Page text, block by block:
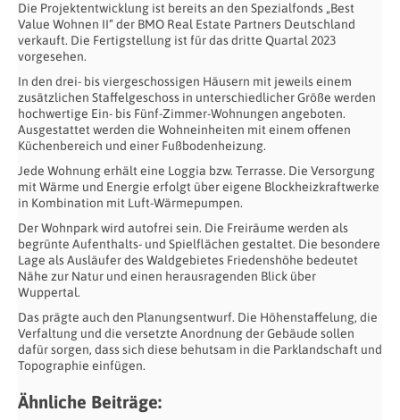
Die Projektentwicklung ist bereits an den Spezialfonds „Best
Value Wohnen II“ der BMO Real Estate Partners Deutschland
verkauft. Die Fertigstellung ist für das dritte Quartal 2023
vorgesehen.
In den drei- bis viergeschossigen Häusern mit jeweils einem
zusätzlichen Staffelgeschoss in unterschiedlicher Größe werden
hochwertige Ein- bis Fünf-Zimmer-Wohnungen angeboten.
Ausgestattet werden die Wohneinheiten mit einem offenen
Küchenbereich und einer Fußbodenheizung.
Jede Wohnung erhält eine Loggia bzw. Terrasse. Die Versorgung
mit Wärme und Energie erfolgt über eigene Blockheizkraftwerke
in Kombination mit Luft-Wärmepumpen.
Der Wohnpark wird autofrei sein. Die Freiräume werden als
begrünte Aufenthalts- und Spielflächen gestaltet. Die besondere
Lage als Ausläufer des Waldgebietes Friedenshöhe bedeutet
Nähe zur Natur und einen herausragenden Blick über
Wuppertal.
Das prägte auch den Planungsentwurf. Die Höhenstaffelung, die
Verfaltung und die versetzte Anordnung der Gebäude sollen
dafür sorgen, dass sich diese behutsam in die Parklandschaft und
Topographie einfügen.
Ähnliche Beiträge: